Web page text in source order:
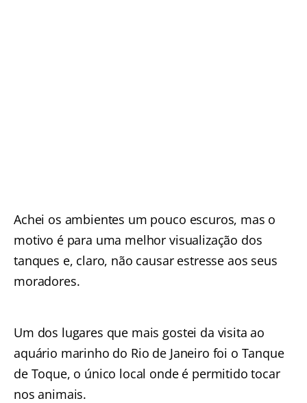
Achei os ambientes um pouco escuros, mas o
motivo é para uma melhor visualização dos
tanques e, claro, não causar estresse aos seus
moradores.
Um dos lugares que mais gostei da visita ao
aquário marinho do Rio de Janeiro foi o Tanque
de Toque, o único local onde é permitido tocar
nos animais.